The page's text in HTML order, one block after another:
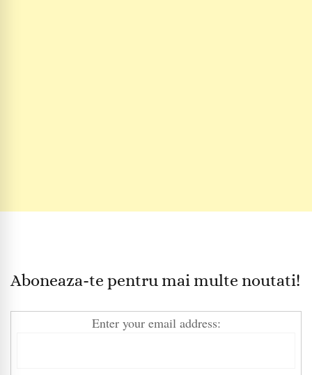
Aboneaza-te pentru mai multe noutati!
Enter your email address: